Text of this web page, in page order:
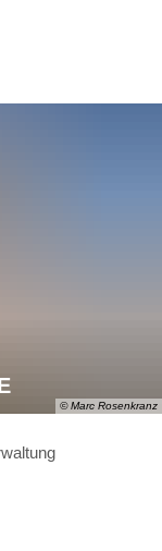
© Marc Rosenkranz